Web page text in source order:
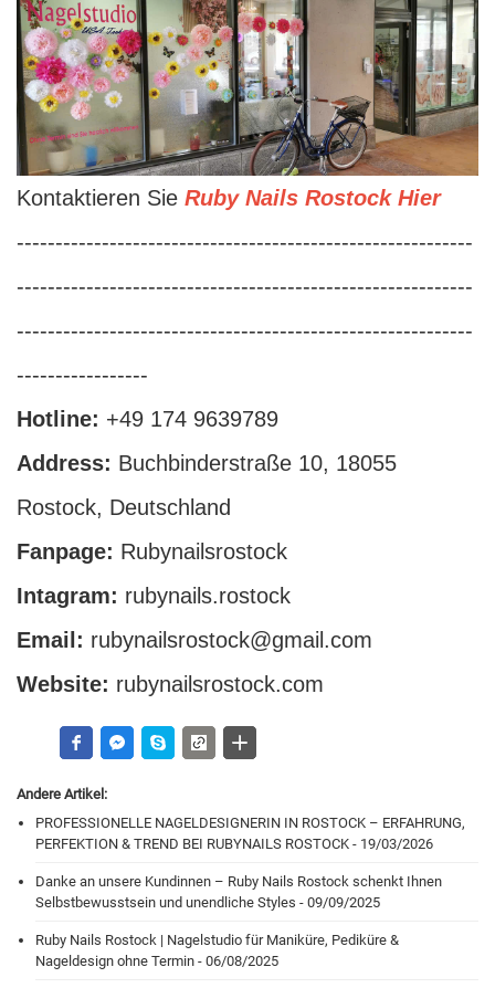
Kontaktieren Sie Ruby Nails Rostock Hier
-----------------------------------------------------------
-----------------------------------------------------------
-----------------------------------------------------------
-----------------
Hotline: +49 174 9639789
Address: Buchbinderstraße 10, 18055
Rostock, Deutschland
Fanpage: Rubynailsrostock
Intagram: rubynails.rostock
Email: rubynailsrostock@gmail.com
Website: rubynailsrostock.com
Andere Artikel:
PROFESSIONELLE NAGELDESIGNERIN IN ROSTOCK – ERFAHRUNG,
PERFEKTION & TREND BEI RUBYNAILS ROSTOCK - 19/03/2026
Danke an unsere Kundinnen – Ruby Nails Rostock schenkt Ihnen
Selbstbewusstsein und unendliche Styles - 09/09/2025
Ruby Nails Rostock | Nagelstudio für Maniküre, Pediküre &
Nageldesign ohne Termin - 06/08/2025